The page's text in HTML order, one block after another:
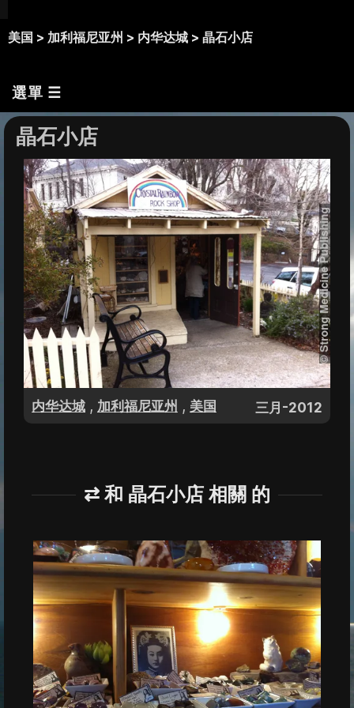
美国 > 加利福尼亚州 > 内华达城 > 晶石小店
選單 ☰
晶石小店
内华达城 , 加利福尼亚州 , 美国 三月-2012
⇄ 和 晶石小店 相關 的